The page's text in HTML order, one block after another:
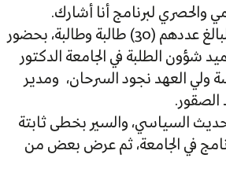
لبرنامج أنا أشارك.
جاء ذلك خلال رعايته حفل تخريج الطلبة المشاركين في برنامج أنا أشارك، والبالغ عددهم (30) طالبة وطالبة، بحضور
شؤون الطلبة في الجامعة الدكتور
ولي العهد نجود السرحان، ومدير
السياسي، والسير بخطى ثابتة
في الجامعة، ثم عرض بعض من